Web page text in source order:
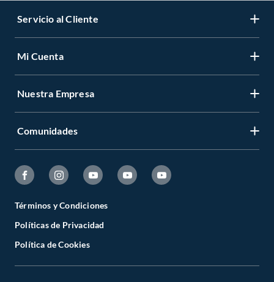
Servicio al Cliente
Mi Cuenta
Nuestra Empresa
Comunidades
Términos y Condiciones
Políticas de Privacidad
Política de Cookies